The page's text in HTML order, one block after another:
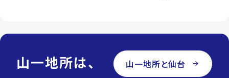
山一地所は、
山一地所と仙台 arrow_forward